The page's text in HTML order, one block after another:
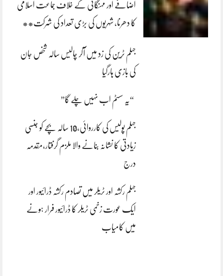
اضافے اور مہنگائی کے خلاف جماعت اسلامی
کا دھرنا، شہریوں کی بڑی تعداد کی شرکت**
جہلم ٹرین کی زد میں آکر چالیس سالہ شخص جان
کی بازی ہارگیا
“یہ سسٹم اب نہیں چلے گا”
جہلم پولیس کی کارروائی،10 سالہ بچے کو جنسی
زیادتی کا نشانہ بنانے والا ملزم گرفتار،مقدمہ
درج
جہلم رکشہ اور ٹریلر میں تصادم رکشہ ڈرائیور اور
ایک عورت زخمی ٹریلر کا ڈرائیور فرار ہونے
میں کامیاب